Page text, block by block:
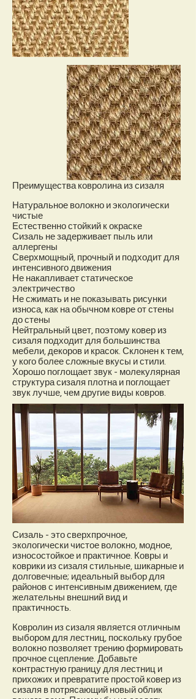
Преимущества ковролина из сизаля
Натуральное волокно и экологически
чистые
Естественно стойкий к окраске
Сизаль не задерживает пыль или
аллергены
Сверхмощный, прочный и подходит для
интенсивного движения
Не накапливает статическое
электричество
Не сжимать и не показывать рисунки
износа, как на обычном ковре от стены
до стены
Нейтральный цвет, поэтому ковер из
сизаля подходит для большинства
мебели, декоров и красок. Склонен к тем,
у кого более сложные вкусы и стили.
Хорошо поглощает звук - молекулярная
структура сизаля плотна и поглощает
звук лучше, чем другие виды ковров.
Сизаль - это сверхпрочное,
экологически чистое волокно, модное,
износостойкое и практичное. Ковры и
коврики из сизаля стильные, шикарные и
долговечные; идеальный выбор для
районов с интенсивным движением, где
желательны внешний вид и
практичность.
Ковролин из сизаля является отличным
выбором для лестниц, поскольку грубое
волокно позволяет трению формировать
прочное сцепление. Добавьте
контрастную границу для лестниц и
прихожих и превратите простой ковер из
сизаля в потрясающий новый облик